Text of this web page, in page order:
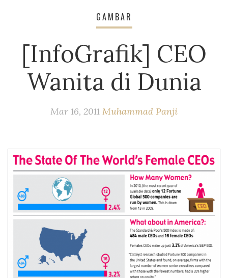
GAMBAR
[InfoGrafik] CEO
Wanita di Dunia
Mar 16, 2011 Muhammad Panji